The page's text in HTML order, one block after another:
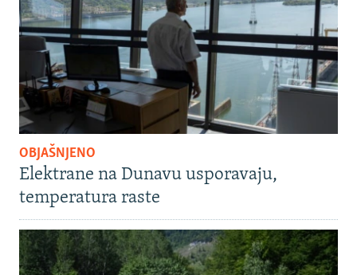
OBJAŠNJENO
Elektrane na Dunavu usporavaju,
temperatura raste